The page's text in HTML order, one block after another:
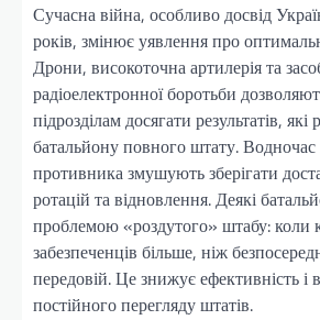
Сучасна війна, особливо досвід
років, змінює уявлення про
Дрони, високоточна артилерія та
радіоелектронної боротьби
підрозділам досягати результатів,
батальйону повного штату. Водночас
противника змушують зберігати
ротацій та відновлення. Деякі
проблемою «роздутого» штабу: коли
забезпеченців більше, ніж
передовій. Це знижує ефективність і
постійного перегляду штатів.